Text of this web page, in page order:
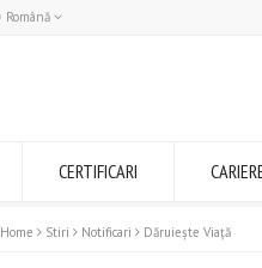
Română
CERTIFICARI
Home Stiri Notificari Dăruiește Viață